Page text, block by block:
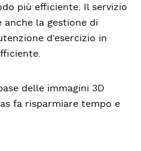
più efficiente. Il servizio
la gestione di
d‘esercizio in
delle immagini 3D
fa risparmiare tempo e